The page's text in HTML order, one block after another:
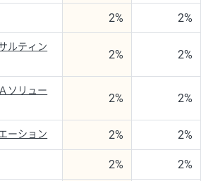
2% 2%
ルティン
2% 2%
ソリュー
2% 2%
ーション 2% 2%
2% 2%